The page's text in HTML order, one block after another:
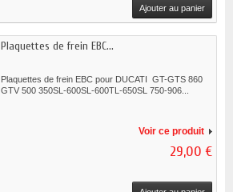
Ajouter au panier
Plaquettes de frein EBC...
Plaquettes de frein EBC pour DUCATI GT-GTS 860
GTV 500 350SL-600SL-600TL-650SL 750-906...
Voir ce produit
29,00 €